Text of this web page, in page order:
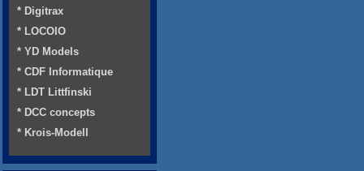
* Digitrax
* LOCOIO
* YD Models
* CDF Informatique
* LDT Littfinski
* DCC concepts
* Krois-Modell